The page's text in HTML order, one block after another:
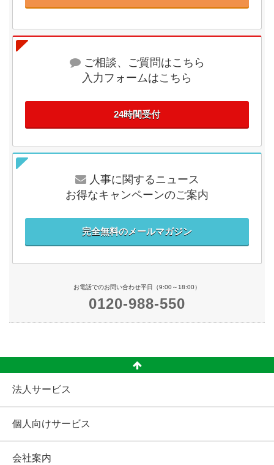
ご相談、ご質問はこちら
入力フォームはこちら
24時間受付
人事に関するニュース
お得なキャンペーンのご案内
完全無料のメールマガジン
お電話でのお問い合わせ平日（9:00～18:00）
0120-988-550
法人サービス
個人向けサービス
会社案内